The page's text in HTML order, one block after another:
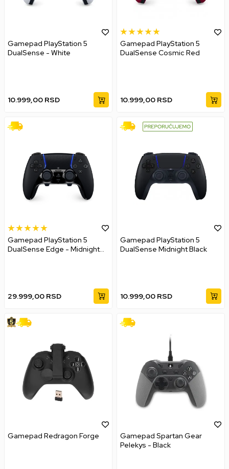
Gamepad PlayStation 5
DualSense - White
10.999,00 RSD
Gamepad PlayStation 5
DualSense Cosmic Red
10.999,00 RSD
Gamepad PlayStation 5
DualSense Edge - Midnight
29.999,00 RSD
Gamepad PlayStation 5
DualSense Midnight Black
10.999,00 RSD
Gamepad Redragon Forge
Gamepad Spartan Gear
Pelekys - Black